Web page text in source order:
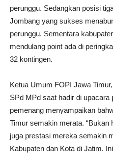
perunggu. Sedangkan posisi
Jombang yang sukses
perunggu. Sementara
mendulang point ada di
32 kontingen.
Ketua Umum FOPI Jawa
SPd MPd saat hadir di upacara
pemenang menyampaikan
Timur semakin merata. “Bukan
juga prestasi mereka semakin
Kabupaten dan Kota di Jatim.